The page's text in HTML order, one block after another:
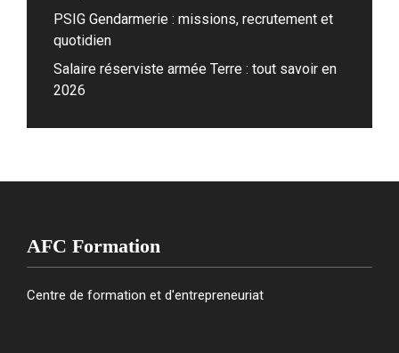
PSIG Gendarmerie : missions, recrutement et
quotidien
Salaire réserviste armée Terre : tout savoir en
2026
AFC Formation
Centre de formation et d'entrepreneuriat